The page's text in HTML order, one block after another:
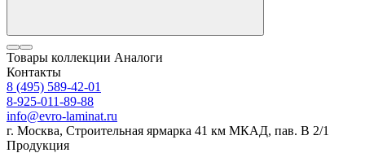
Товары коллекции Аналоги
Контакты
8 (495) 589-42-01
8-925-011-89-88
info@evro-laminat.ru
г. Москва, Строительная ярмарка 41 км МКАД, пав. В 2/1
Продукция